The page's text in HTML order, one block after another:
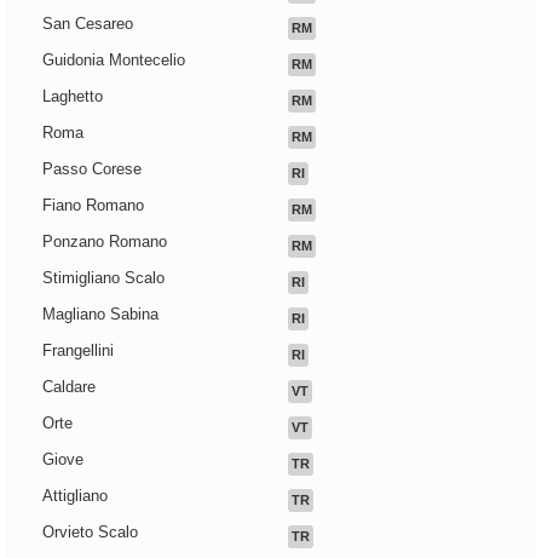
San Cesareo RM
Guidonia Montecelio RM
Laghetto RM
Roma RM
Passo Corese RI
Fiano Romano RM
Ponzano Romano RM
Stimigliano Scalo RI
Magliano Sabina RI
Frangellini RI
Caldare VT
Orte VT
Giove TR
Attigliano TR
Orvieto Scalo TR